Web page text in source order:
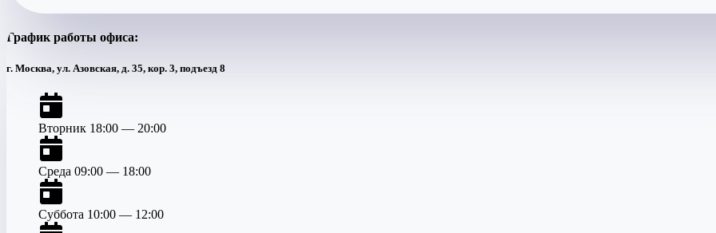
График работы офиса:
г. Москва, ул. Азовская, д. 35, кор. 3, подъезд 8
Вторник 18:00 — 20:00
Среда 09:00 — 18:00
Суббота 10:00 — 12:00